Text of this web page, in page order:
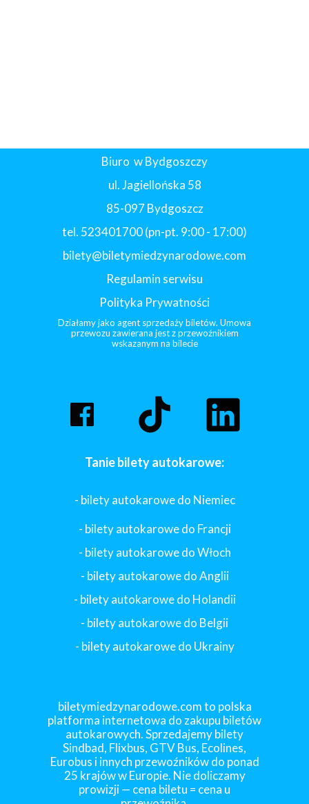
biletymiedzynarodowe.com to polska
platforma internetowa do zakupu biletów
autokarowych. Sprzedajemy bilety
Sindbad, Flixbus, GTV Bus, Ecolines,
Eurobus i innych przewoźników do ponad
25 krajów w Europie. Nie doliczamy
prowizji — cena biletu = cena u
Tanie bilety autokarowe:
- bilety autokarowe do Niemiec
- bilety autokarowe do Francji
- bilety autokarowe do Włoch
- bilety autokarowe do Anglii
- bilety autokarowe do Holandii
- bilety autokarowe do Belgii
- bilety autokarowe do Ukrainy
Biuro w Bydgoszczy
ul. Jagiellońska 58
85-097 Bydgoszcz
tel. 523401700 (pn-pt. 9:00 - 17:00)
bilety@biletymiedzynarodowe.com
Regulamin serwisu
Polityka Prywatności
Działamy jako agent sprzedaży biletów. Umowa
przewozu zawierana jest z przewoźnikiem
wskazanym na bilecie